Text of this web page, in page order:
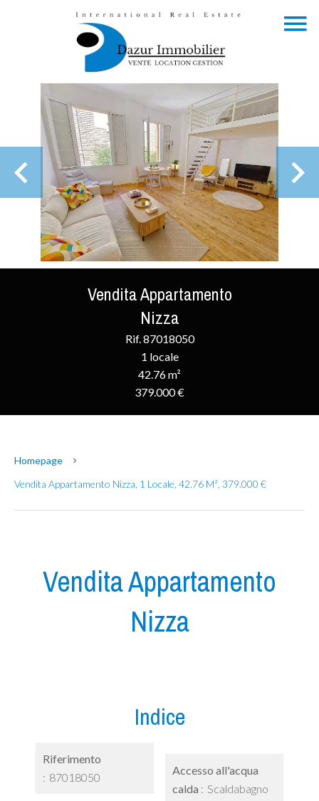
Vendita Appartamento
Nizza
Rif. 87018050
1 locale
42.76 m²
379.000 €
Homepage
Vendita Appartamento Nizza, 1 Locale, 42.76 M², 379.000 €
Vendita Appartamento
Nizza
Indice
Riferimento
87018050
Accesso all'acqua
calda
Scaldabagno